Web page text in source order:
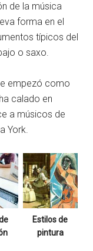
de la música
forma en el
típicos del
o saxo.
empezó como
calado en
a músicos de
York.
Estilos de
pintura